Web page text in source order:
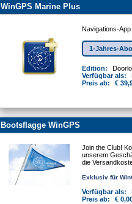
WinGPS Marine Plus
Navigations-
1-Jahres-
Edition:
Verfügbar als:
Preis ab:
€
Bootsflagge WinGPS
Join the Club!
unserem
die
Exklusiv für
Verfügbar als:
Preis ab:
€